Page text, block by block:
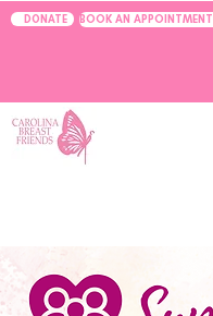
DONATE BOOK AN APPOINTMENT